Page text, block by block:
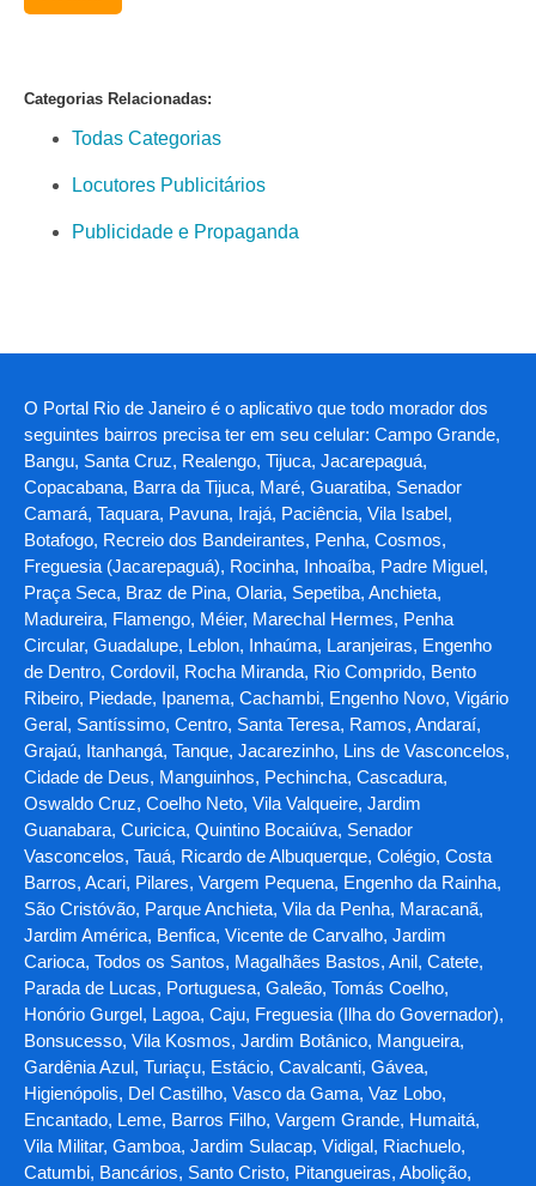
Categorias Relacionadas:
Todas Categorias
Locutores Publicitários
Publicidade e Propaganda
O Portal Rio de Janeiro é o aplicativo que todo morador dos
seguintes bairros precisa ter em seu celular: Campo Grande,
Bangu, Santa Cruz, Realengo, Tijuca, Jacarepaguá,
Copacabana, Barra da Tijuca, Maré, Guaratiba, Senador
Camará, Taquara, Pavuna, Irajá, Paciência, Vila Isabel,
Botafogo, Recreio dos Bandeirantes, Penha, Cosmos,
Freguesia (Jacarepaguá), Rocinha, Inhoaíba, Padre Miguel,
Praça Seca, Braz de Pina, Olaria, Sepetiba, Anchieta,
Madureira, Flamengo, Méier, Marechal Hermes, Penha
Circular, Guadalupe, Leblon, Inhaúma, Laranjeiras, Engenho
de Dentro, Cordovil, Rocha Miranda, Rio Comprido, Bento
Ribeiro, Piedade, Ipanema, Cachambi, Engenho Novo, Vigário
Geral, Santíssimo, Centro, Santa Teresa, Ramos, Andaraí,
Grajaú, Itanhangá, Tanque, Jacarezinho, Lins de Vasconcelos,
Cidade de Deus, Manguinhos, Pechincha, Cascadura,
Oswaldo Cruz, Coelho Neto, Vila Valqueire, Jardim
Guanabara, Curicica, Quintino Bocaiúva, Senador
Vasconcelos, Tauá, Ricardo de Albuquerque, Colégio, Costa
Barros, Acari, Pilares, Vargem Pequena, Engenho da Rainha,
São Cristóvão, Parque Anchieta, Vila da Penha, Maracanã,
Jardim América, Benfica, Vicente de Carvalho, Jardim
Carioca, Todos os Santos, Magalhães Bastos, Anil, Catete,
Parada de Lucas, Portuguesa, Galeão, Tomás Coelho,
Honório Gurgel, Lagoa, Caju, Freguesia (Ilha do Governador),
Bonsucesso, Vila Kosmos, Jardim Botânico, Mangueira,
Gardênia Azul, Turiaçu, Estácio, Cavalcanti, Gávea,
Higienópolis, Del Castilho, Vasco da Gama, Vaz Lobo,
Encantado, Leme, Barros Filho, Vargem Grande, Humaitá,
Vila Militar, Gamboa, Jardim Sulacap, Vidigal, Riachuelo,
Catumbi, Bancários, Santo Cristo, Pitangueiras, Abolição,